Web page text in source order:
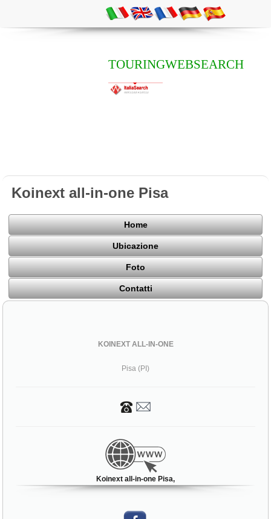
TOURINGWEBSEARCH
Koinext all-in-one Pisa
Home
Ubicazione
Foto
Contatti
KOINEXT ALL-IN-ONE
Pisa (PI)
Koinext all-in-one Pisa,